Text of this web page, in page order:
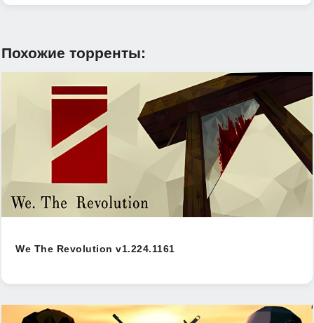
Похожие торренты:
We The Revolution v1.224.1161